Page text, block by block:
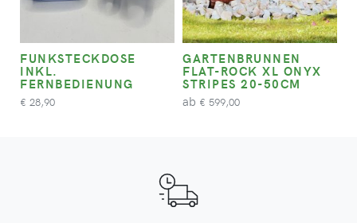
FUNKSTECKDOSE
INKL.
FERNBEDIENUNG
€ 28,90
GARTENBRUNNEN
FLAT-ROCK XL ONYX
STRIPES 20-50CM
ab € 599,00